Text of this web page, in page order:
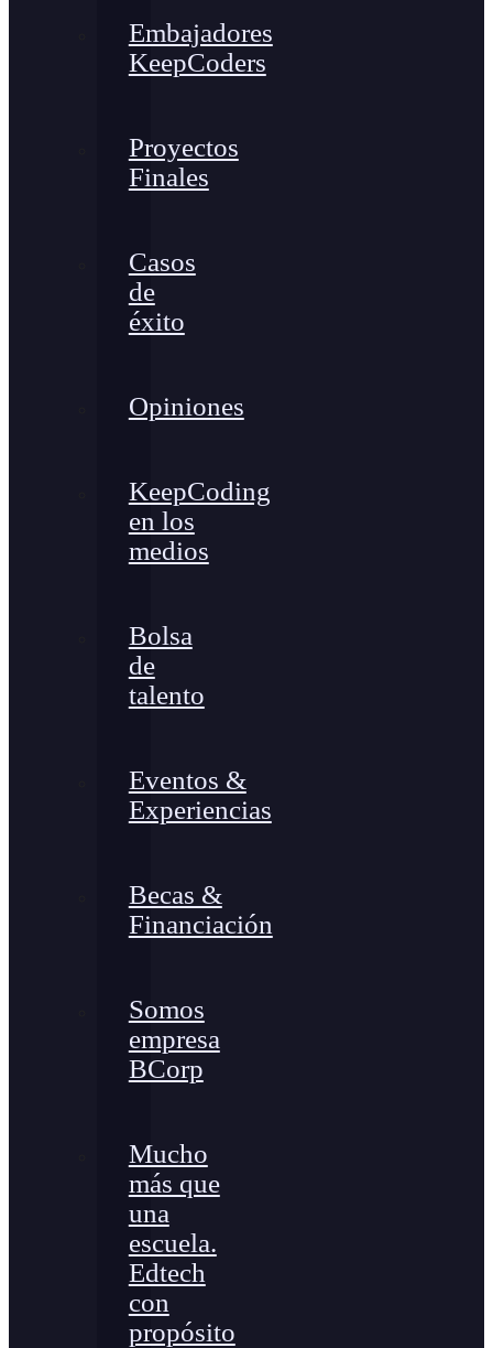
Embajadores
KeepCoders
Proyectos
Finales
Casos
de
éxito
Opiniones
KeepCoding
en los
medios
Bolsa
de
talento
Eventos &
Experiencias
Becas &
Financiación
Somos
empresa
BCorp
Mucho
más que
una
escuela.
Edtech
con
propósito